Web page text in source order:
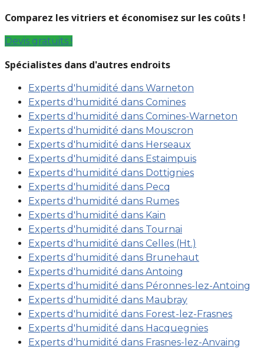
Comparez les vitriers et économisez sur les coûts !
Devis gratuits !
Spécialistes dans d'autres endroits
Experts d'humidité dans Warneton
Experts d'humidité dans Comines
Experts d'humidité dans Comines-Warneton
Experts d'humidité dans Mouscron
Experts d'humidité dans Herseaux
Experts d'humidité dans Estaimpuis
Experts d'humidité dans Dottignies
Experts d'humidité dans Pecq
Experts d'humidité dans Rumes
Experts d'humidité dans Kain
Experts d'humidité dans Tournai
Experts d'humidité dans Celles (Ht.)
Experts d'humidité dans Brunehaut
Experts d'humidité dans Antoing
Experts d'humidité dans Péronnes-lez-Antoing
Experts d'humidité dans Maubray
Experts d'humidité dans Forest-lez-Frasnes
Experts d'humidité dans Hacquegnies
Experts d'humidité dans Frasnes-lez-Anvaing